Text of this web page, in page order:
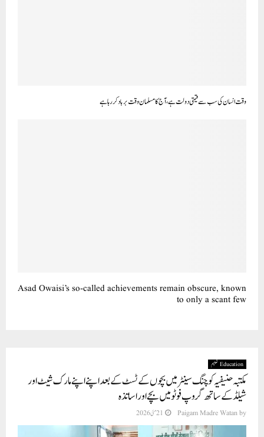
وقت انسان کی سب سے قیمتی دولت ہے،آج کا مسلمان وقت برباد کر رہا ہے
Asad Owaisi’s so-called achievements remain obscure, known
to only a scant few
Education تعلیم
مکتبہ حنیفیہ کوچنگ سینٹر میں بچوں کے ٹسٹ کے بعد اپنے اپنے مارک شیٹ اور
شیلڈ کے ساتھ گروپ فوٹو میں بچے اور اساتذہ
by
Paigam Madre Watan 21 مئی 2026